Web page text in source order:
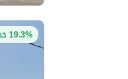
19.3% خصم